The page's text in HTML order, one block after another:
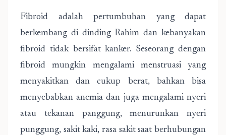
Fibroid adalah pertumbuhan yang dapat
berkembang di dinding Rahim dan kebanyakan
fibroid tidak bersifat kanker. Seseorang dengan
fibroid mungkin mengalami menstruasi yang
menyakitkan dan cukup berat, bahkan bisa
menyebabkan anemia dan juga mengalami nyeri
atau tekanan panggung, menurunkan nyeri
punggung, sakit kaki, rasa sakit saat berhubungan